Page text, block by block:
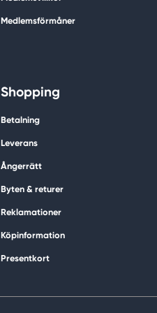
Medlemsförmåner
Shopping
Betalning
Leverans
Ångerrätt
Byten & returer
Reklamationer
Köpinformation
Presentkort